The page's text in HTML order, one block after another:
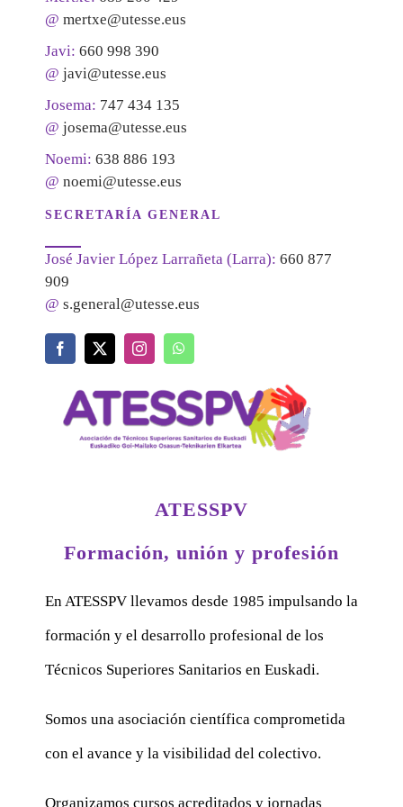
@ mertxe@utesse.eus
Javi: 660 998 390
@ javi@utesse.eus
Josema: 747 434 135
@ josema@utesse.eus
Noemi: 638 886 193
@ noemi@utesse.eus
SECRETARÍA GENERAL
José Javier López Larrañeta (Larra): 660 877
909
@ s.general@utesse.eus
ATESSPV
Formación, unión y profesión
En ATESSPV llevamos desde 1985 impulsando la
formación y el desarrollo profesional de los
Técnicos Superiores Sanitarios en Euskadi.
Somos una asociación científica comprometida
con el avance y la visibilidad del colectivo.
Organizamos cursos acreditados y jornadas